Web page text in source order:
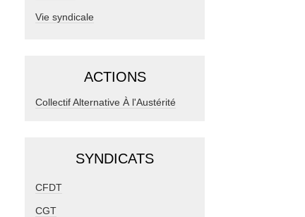
Vie syndicale
ACTIONS
Collectif Alternative À l'Austérité
SYNDICATS
CFDT
CGT